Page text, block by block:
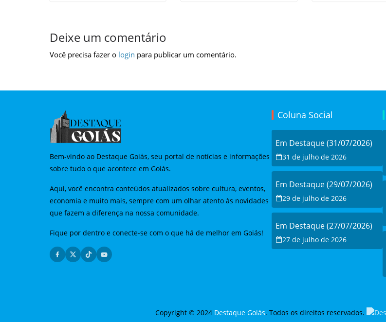
Deixe um comentário
Você precisa fazer o login para publicar um comentário.
Bem-vindo ao Destaque Goiás, seu portal de notícias e informações
sobre tudo o que acontece em Goiás.
Aqui, você encontra conteúdos atualizados sobre cultura, eventos,
economia e muito mais, sempre com um olhar atento às novidades
que fazem a diferença na nossa comunidade.
Fique por dentro e conecte-se com o que há de melhor em Goiás!
Coluna Social
Em Destaque (31/07/2026)
31 de julho de 2026
Em Destaque (29/07/2026)
29 de julho de 2026
Em Destaque (27/07/2026)
27 de julho de 2026
Copyright © 2024 Destaque Goiás. Todos os direitos reservados.